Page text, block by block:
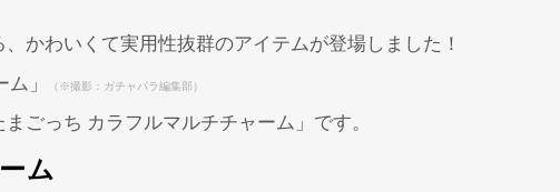
かわいくて実用性抜群のアイテムが登場しました！
（※撮影：ガチャパラ編集部）
ごっち カラフルマルチチャーム」です。
ム